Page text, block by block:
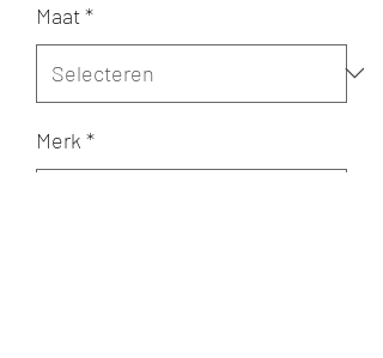
Maat*
Merk *